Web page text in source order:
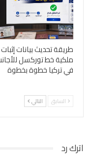
طريقة تحديث بيانات إثبات
ملكية خط توركسل
في تركيا خطوة بخطوة
السابق التالي
اترك رد